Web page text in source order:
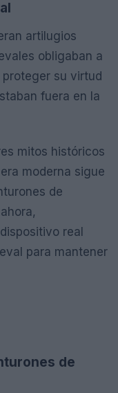
artilugios
obligaban a
proteger su virtud
fuera en la
mitos históricos
moderna sigue
de
real
para mantener
de